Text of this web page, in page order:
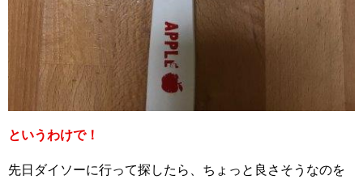
というわけで！
先日ダイソーに行って探したら、ちょっと良さそうなのを